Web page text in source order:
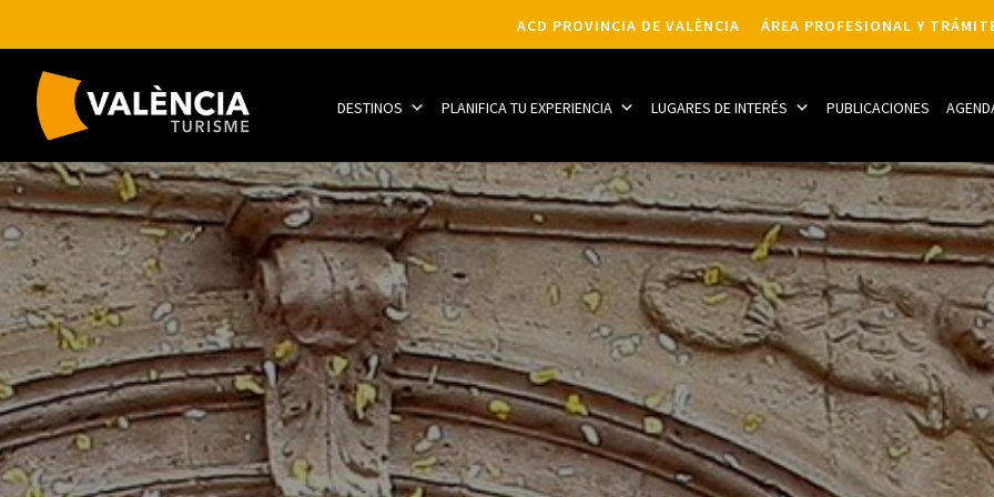
ACD PROVINCIA DE VALÈNCIA ÁREA PROFESIONAL Y
DESTINOS PLANIFICA TU EXPERIENCIA LUGARES DE INTERÉS PUBLICACIONES